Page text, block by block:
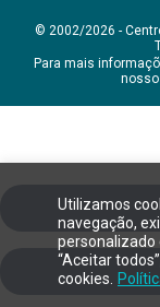
Utilizamos
navegação,
personalizado
“Aceitar
cookies.
© 2002/2026 -
Para mais